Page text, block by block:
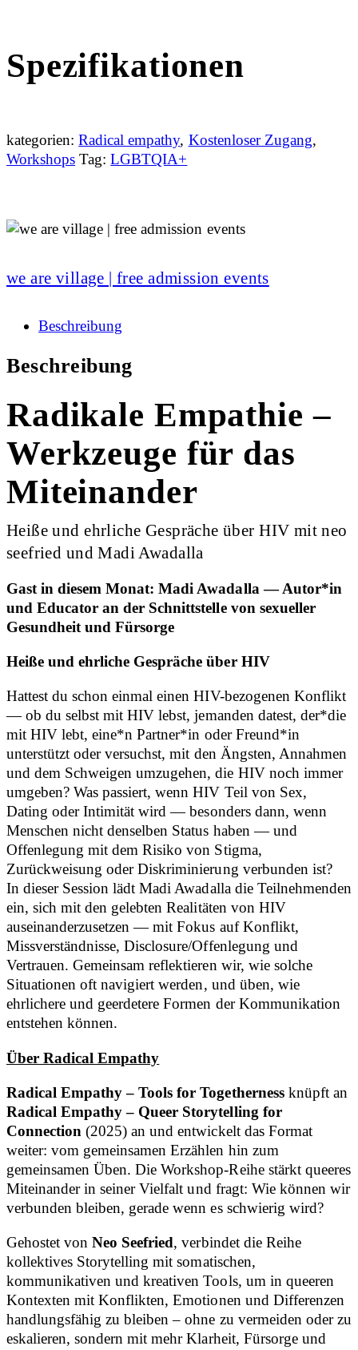
Spezifikationen
kategorien: Radical empathy, Kostenloser Zugang,
Workshops Tag: LGBTQIA+
we are village | free admission events
Beschreibung
Beschreibung
Radikale Empathie –
Werkzeuge für das
Miteinander
Heiße und ehrliche Gespräche über HIV mit neo
seefried und Madi Awadalla
Gast in diesem Monat: Madi Awadalla — Autor*in
und Educator an der Schnittstelle von sexueller
Gesundheit und Fürsorge
Heiße und ehrliche Gespräche über HIV
Hattest du schon einmal einen HIV-bezogenen Konflikt
— ob du selbst mit HIV lebst, jemanden datest, der*die
mit HIV lebt, eine*n Partner*in oder Freund*in
unterstützt oder versuchst, mit den Ängsten, Annahmen
und dem Schweigen umzugehen, die HIV noch immer
umgeben? Was passiert, wenn HIV Teil von Sex,
Dating oder Intimität wird — besonders dann, wenn
Menschen nicht denselben Status haben — und
Offenlegung mit dem Risiko von Stigma,
Zurückweisung oder Diskriminierung verbunden ist?
In dieser Session lädt Madi Awadalla die Teilnehmenden
ein, sich mit den gelebten Realitäten von HIV
auseinanderzusetzen — mit Fokus auf Konflikt,
Missverständnisse, Disclosure/Offenlegung und
Vertrauen. Gemeinsam reflektieren wir, wie solche
Situationen oft navigiert werden, und üben, wie
ehrlichere und geerdetere Formen der Kommunikation
entstehen können.
Über Radical Empathy
Radical Empathy – Tools for Togethernessknüpft an
Radical Empathy – Queer Storytelling for
Connection (2025) an und entwickelt das Format
weiter: vom gemeinsamen Erzählen hin zum
gemeinsamen Üben. Die Workshop-Reihe stärkt queeres
Miteinander in seiner Vielfalt und fragt: Wie können wir
verbunden bleiben, gerade wenn es schwierig wird?
Gehostet vonNeo Seefried, verbindet die Reihe
kollektives Storytelling mit somatischen,
kommunikativen und kreativen Tools, um in queeren
Kontexten mit Konflikten, Emotionen und Differenzen
handlungsfähig zu bleiben – ohne zu vermeiden oder zu
eskalieren, sondern mit mehr Klarheit, Fürsorge und